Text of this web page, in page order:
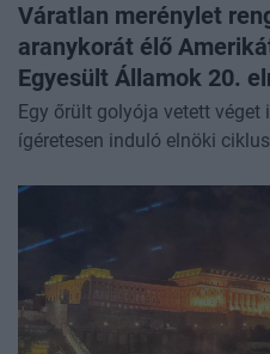
Váratlan merénylet
aranykorát élő
Egyesült Államok 20.
Egy őrült golyója vetett
ígéretesen induló elnöki